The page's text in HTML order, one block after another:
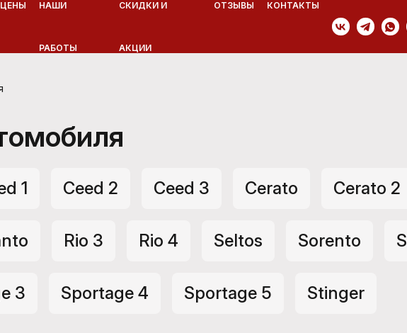
ЦЕНЫ НАШИ
РАБОТЫ
СКИДКИ И
АКЦИИ
ОТЗЫВЫ
КОНТАКТЫ
1 Ceed 2 Ceed 3 Cerato Cerato 2
Rio 3 Rio 4 Seltos Sorento
3 Sportage 4 Sportage 5 Stinger